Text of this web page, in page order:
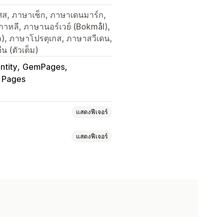
, ภาษาเช็ก, ภาษาเดนมาร์ก,
หลี, ภาษานอร์เวย์ (Bokmål),
ภาษาโปรตุเกส, ภาษาสวีเดน,
(ตัวเต็ม)
GemPages
แสดงฟีเจอร์
แสดงฟีเจอร์